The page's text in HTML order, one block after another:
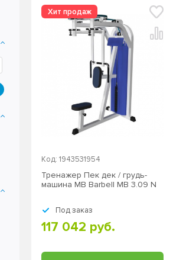
Код: 1943531954
Тренажер Пек дек / грудь-
машина MB Barbell MB 3.09 N
Под заказ
117 042 руб.